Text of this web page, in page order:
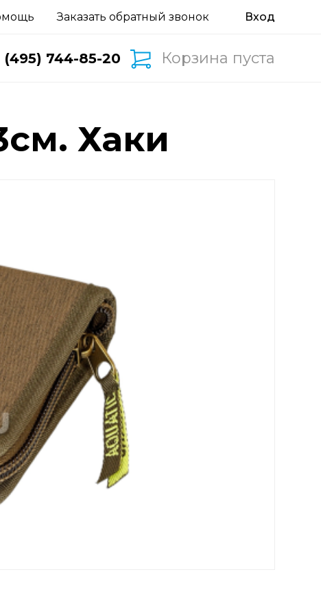
Заказать обратный звонок
(495) 744-85-20 Корзина пуста
Хаки